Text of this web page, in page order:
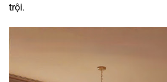
trội.